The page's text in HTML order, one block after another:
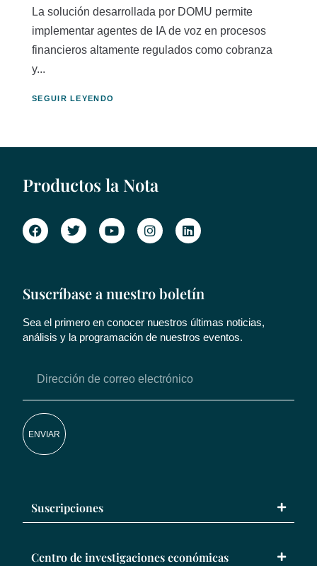
La solución desarrollada por DOMU permite
implementar agentes de IA de voz en procesos
financieros altamente regulados como cobranza
y...
SEGUIR LEYENDO
Productos la Nota
Suscríbase a nuestro boletín
Sea el primero en conocer nuestros últimas noticias,
análisis y la programación de nuestros eventos.
ENVIAR
Suscripciones
Centro de investigaciones económicas